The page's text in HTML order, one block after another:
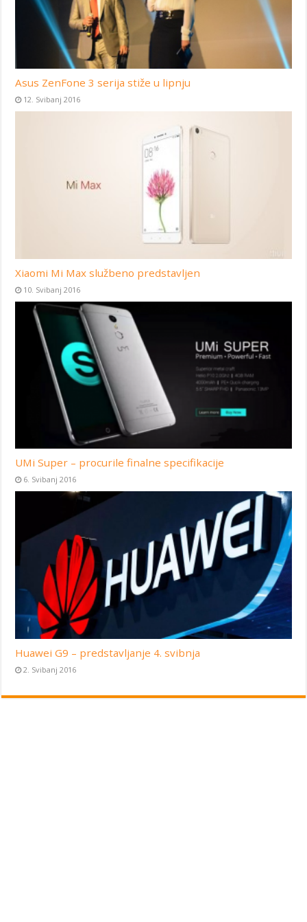
Asus ZenFone 3 serija stiže u lipnju
12. Svibanj 2016
Xiaomi Mi Max službeno predstavljen
10. Svibanj 2016
UMi Super – procurile finalne specifikacije
6. Svibanj 2016
Huawei G9 – predstavljanje 4. svibnja
2. Svibanj 2016